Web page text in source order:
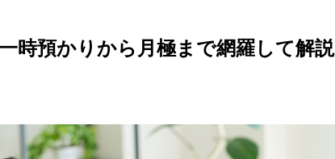
時預かりから月極まで網羅して解説